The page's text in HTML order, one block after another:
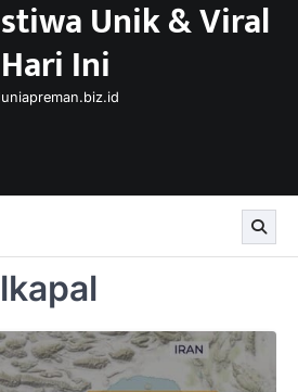
Unik & Viral
Hari Ini